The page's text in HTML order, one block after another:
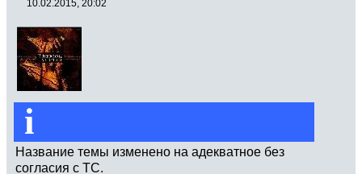
10.02.2015, 20:02
i
Название темы изменено на адекватное без
согласия с ТС.